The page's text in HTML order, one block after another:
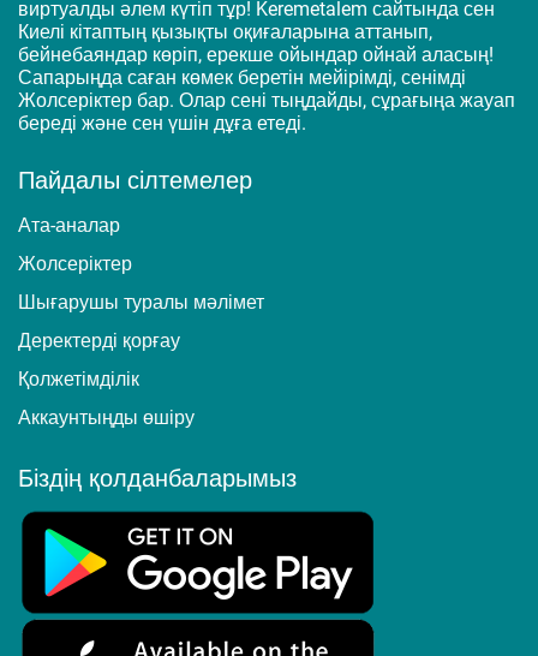
виртуалды әлем күтіп тұр! Keremetalem сайтында сен
Киелі кітаптың қызықты оқиғаларына аттанып,
бейнебаяндар көріп, ерекше ойындар ойнай аласың!
Сапарыңда саған көмек беретін мейірімді, сенімді
Жолсеріктер бар. Олар сені тыңдайды, сұрағыңа жауап
береді және сен үшін дұға етеді.
Пайдалы сілтемелер
Ата-аналар
Жолсеріктер
Шығарушы туралы мәлімет
Деректерді қорғау
Қолжетімділік
Аккаунтыңды өшіру
Біздің қолданбаларымыз